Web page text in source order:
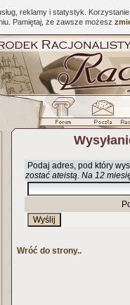
reklamy i statystyk.
Pamiętaj, że zawsze możesz
Podaj adres, pod który
zostać ateistą. Na 12
Wróć do strony..